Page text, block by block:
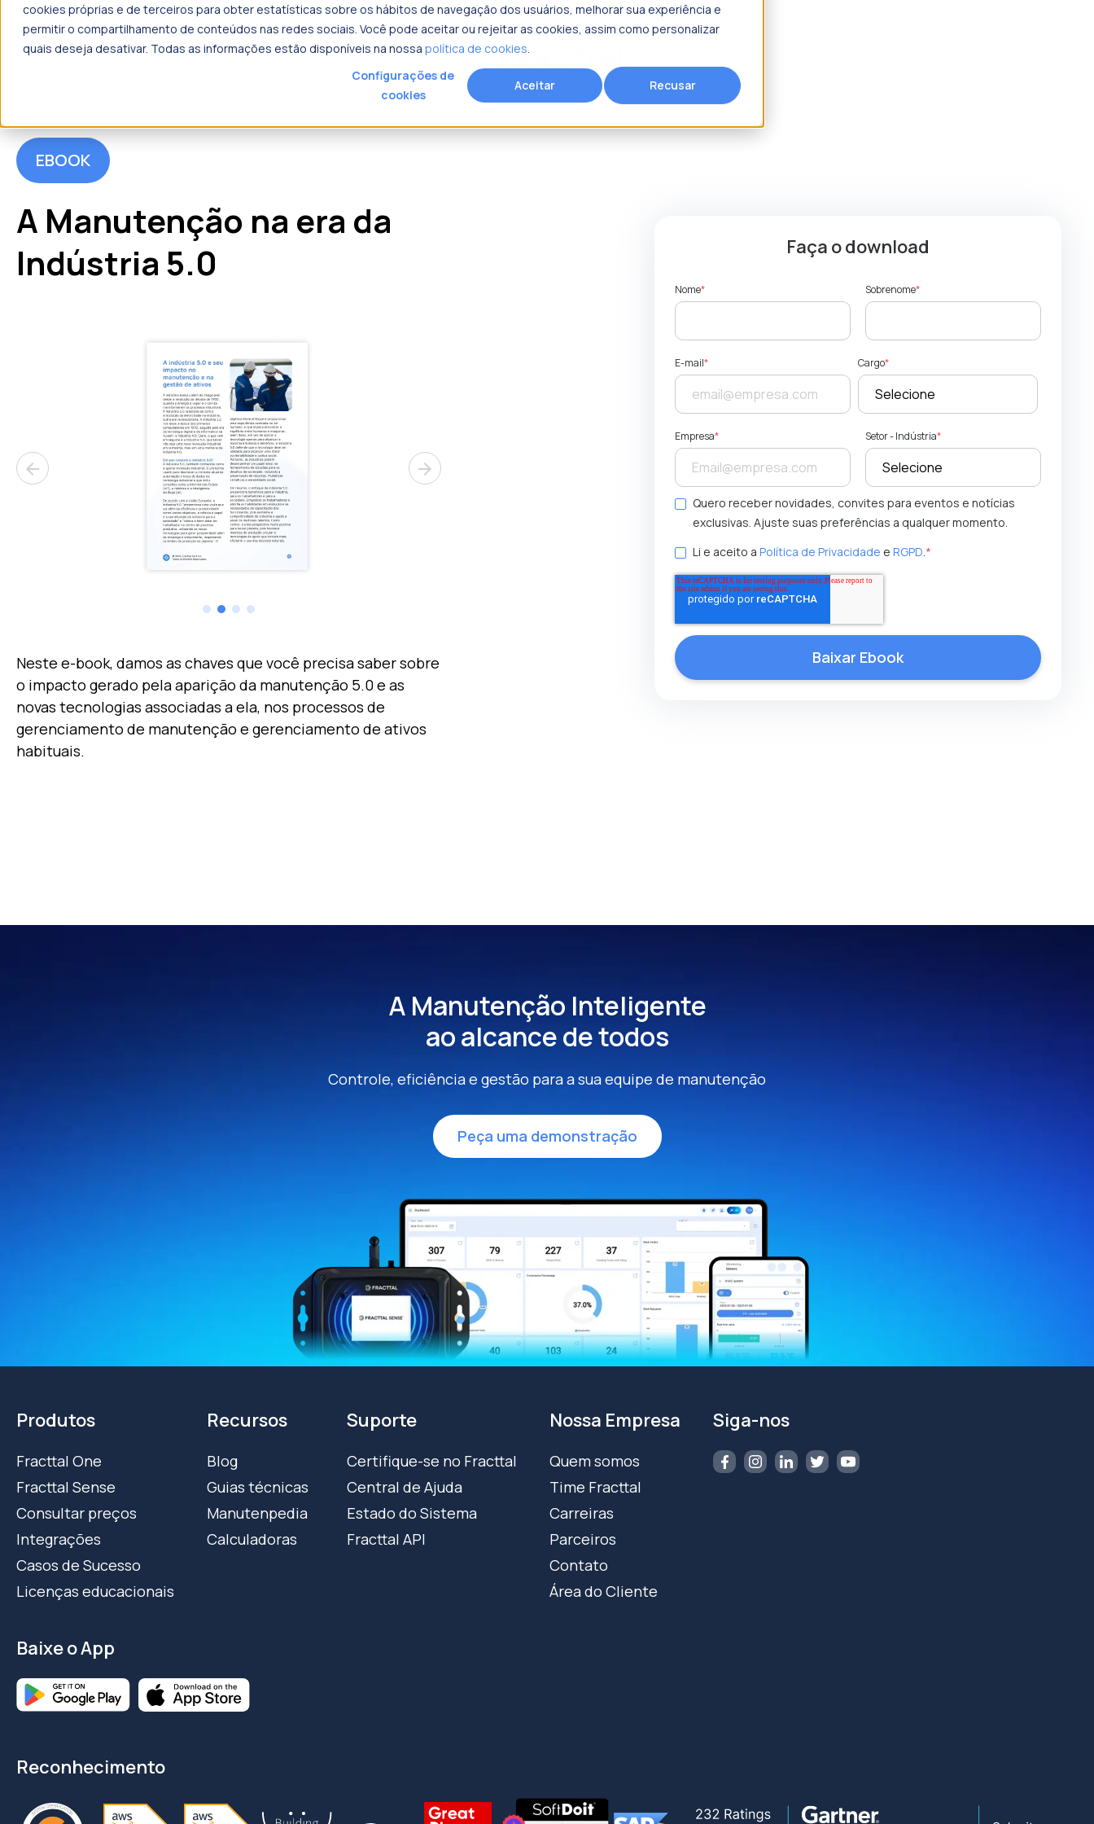
cookies próprias e de terceiros para obter estatísticas sobre os hábitos de navegação dos usuários, melhorar sua experiência e
permitir o compartilhamento de conteúdos nas redes sociais. Você pode aceitar ou rejeitar as cookies, assim como personalizar
quais deseja desativar. Todas as informações estão disponíveis na nossa política de cookies.
Configurações de
cookies
Aceitar Recusar
EBOOK
A Manutenção na era da
Indústria 5.0
arrow_back arrow_forward
Neste e-book, damos as chaves que você precisa saber sobre
o impacto gerado pela aparição da manutenção 5.0 e as
novas tecnologias associadas a ela, nos processos de
gerenciamento de manutenção e gerenciamento de ativos
habituais.
Faça o download
Nome* Sobrenome*
E-mail* Cargo*
Empresa* Setor - Indústria*
Quero receber novidades, convites para eventos e notícias
exclusivas. Ajuste suas preferências a qualquer momento.
Li e aceito a Política de Privacidade e RGPD.*
A Manutenção Inteligente
ao alcance de todos
Controle, eficiência e gestão para a sua equipe de manutenção
Peça uma demonstração
Produtos
Fracttal One
Fracttal Sense
Consultar preços
Integrações
Casos de Sucesso
Licenças educacionais
Recursos
Blog
Guias técnicas
Manutenpedia
Calculadoras
Suporte
Certifique-se no Fracttal
Central de Ajuda
Estado do Sistema
Fracttal API
Nossa Empresa
Quem somos
Time Fracttal
Carreiras
Parceiros
Contato
Área do Cliente
Siga-nos
Baixe o App
Reconhecimento